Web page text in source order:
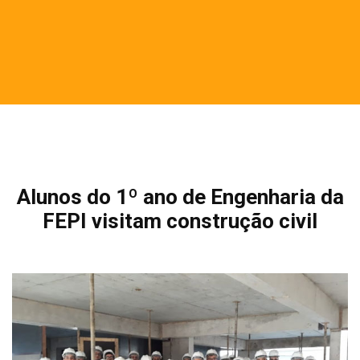
Alunos do 1º ano de Engenharia da
FEPI visitam construção civil